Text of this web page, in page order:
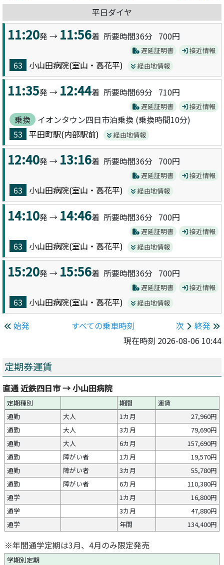
平日ダイヤ
11:20発 → 11:56着 所要時間36分 700円
遅延証明書 接近情報
63 小山田病院(室山・高花平) 経由地情報
11:35発 → 12:44着 所要時間69分 710円
遅延証明書 接近情報
乗換
イオンタウン四日市泊乗換 (乗換時間10分)
53 平田町駅(内部駅前) 経由地情報
12:40発 → 13:16着 所要時間36分 700円
遅延証明書 接近情報
63 小山田病院(室山・高花平) 経由地情報
14:10発 → 14:46着 所要時間36分 700円
遅延証明書 接近情報
63 小山田病院(室山・高花平) 経由地情報
15:20発 → 15:56着 所要時間36分 700円
遅延証明書 接近情報
63 小山田病院(室山・高花平) 経由地情報
始発 すべての乗車時刻 終発
次
現在時刻 2026-08-06 10:44
定期券運賃
直通 近鉄四日市 → 小山田病院
定期種別 期間
運賃
通勤
大人 1カ月
27,960円
通勤
大人 3カ月
79,690円
通勤
大人 6カ月
157,690円
通勤
障がい者 1カ月
19,570円
通勤
障がい者 3カ月
55,780円
通勤
障がい者 6カ月
110,380円
通学
1カ月
16,800円
通学
3カ月
47,880円
通学
年間 134,400円
※年間通学定期は3月、4月のみ限定発売
学期別定期